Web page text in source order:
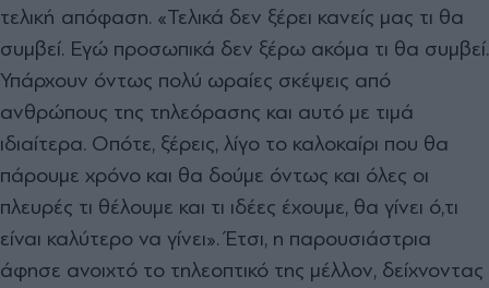
τελική απόφαση. «Τελικά δεν ξέρει κανείς μας τι θα
συμβεί. Εγώ προσωπικά δεν ξέρω ακόμα τι θα συμβεί.
Υπάρχουν όντως πολύ ωραίες σκέψεις από
ανθρώπους της τηλεόρασης και αυτό με τιμά
ιδιαίτερα. Οπότε, ξέρεις, λίγο το καλοκαίρι που θα
πάρουμε χρόνο και θα δούμε όντως και όλες οι
πλευρές τι θέλουμε και τι ιδέες έχουμε, θα γίνει ό,τι
είναι καλύτερο να γίνει». Έτσι, η παρουσιάστρια
άφησε ανοιχτό το τηλεοπτικό της μέλλον, δείχνοντας